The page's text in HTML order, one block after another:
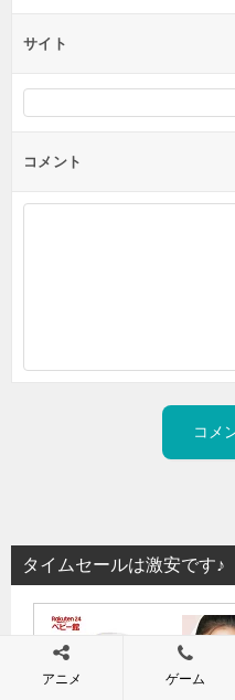
サイト
コメント
タイムセールは激安です♪
アニメ ゲーム